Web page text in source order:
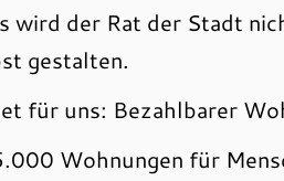
wird der Rat der Stadt
gestalten.
für uns: Bezahlbarer
Wohnungen für